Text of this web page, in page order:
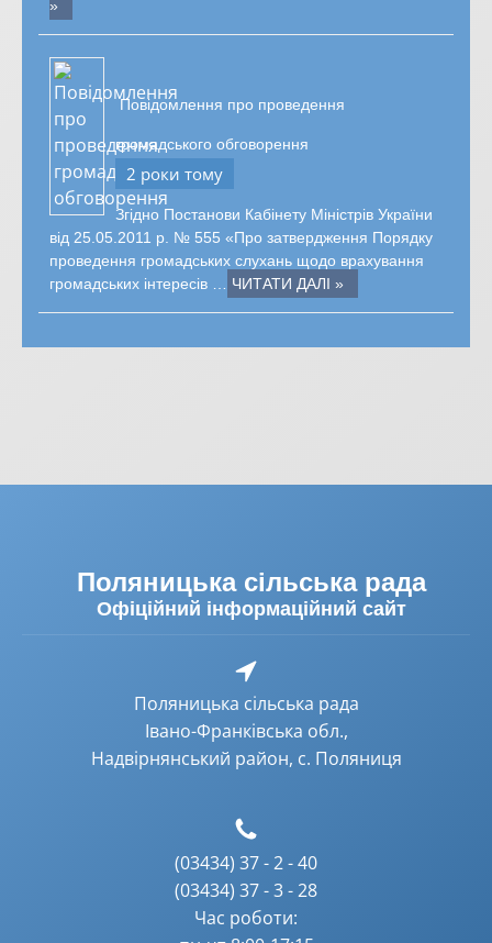
»
Повідомлення про проведення
громадського обговорення
2 роки тому
Згідно Постанови Кабінету Міністрів України
від 25.05.2011 р. № 555 «Про затвердження Порядку
проведення громадських слухань щодо врахування
громадських інтересів …
ЧИТАТИ ДАЛІ »
Поляницька сільська рада
Офіційний інформаційний сайт
Поляницька сільська рада
Івано-Франківська обл.,
Надвірнянський район, с. Поляниця
(03434) 37 - 2 - 40
(03434) 37 - 3 - 28
Час роботи: